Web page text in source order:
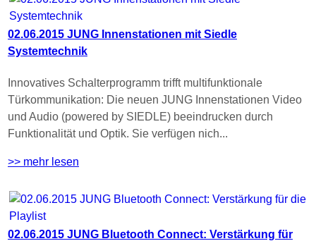
02.06.2015 JUNG Innenstationen mit Siedle
Systemtechnik
Innovatives Schalterprogramm trifft multifunktionale
Türkommunikation: Die neuen JUNG Innenstationen Video
und Audio (powered by SIEDLE) beeindrucken durch
Funktionalität und Optik. Sie verfügen nich...
>> mehr lesen
02.06.2015 JUNG Bluetooth Connect: Verstärkung für